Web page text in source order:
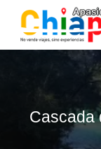
Cascada